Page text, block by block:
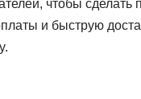
чтобы сделать
и быструю